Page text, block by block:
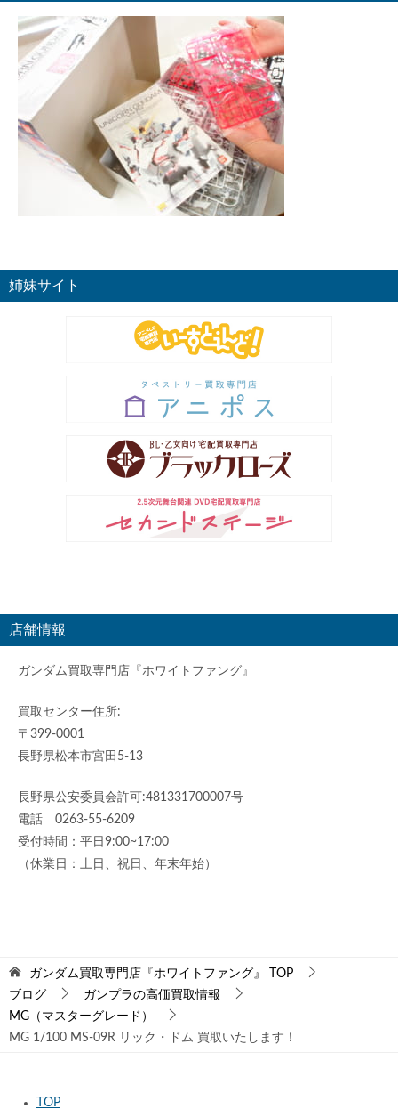
姉妹サイト
店舗情報
ガンダム買取専門店『ホワイトファング』
買取センター住所:
〒399-0001
長野県松本市宮田5-13
長野県公安委員会許可:481331700007号
電話 0263-55-6209
受付時間：平日9:00~17:00
（休業日：土日、祝日、年末年始）
ガンダム買取専門店『ホワイトファング』
TOP
ブログ
ガンプラの高価買取情報
MG（マスターグレード）
MG 1/100 MS-09R リック・ドム 買取いたします！
TOP